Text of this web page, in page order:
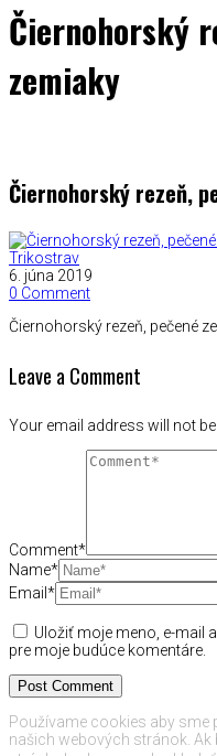
Čiernohorský
zemiaky
Čiernohorský rezeň,
Trikostrav
6. júna 2019
0 Comment
Čiernohorský rezeň, pečené
Leave a Comment
Your email address will not be
Comment*
Name*
Email*
Uložiť moje meno, e-mail
pre moje budúce komentáre.
Používame cookies aby sme
našich webových stránok.